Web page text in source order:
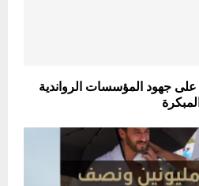
على جهود المؤسسات الرواندية